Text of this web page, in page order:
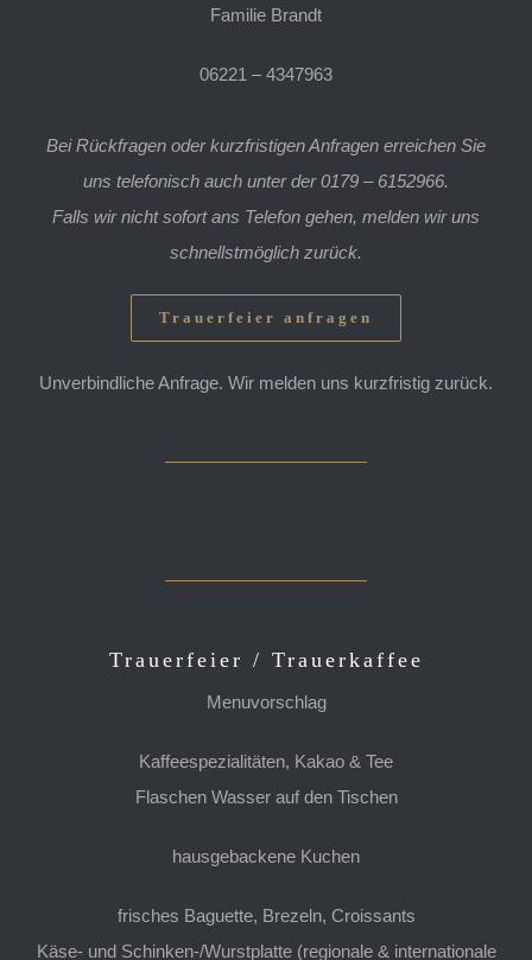
Familie Brandt
06221 – 4347963
Bei Rückfragen oder kurzfristigen Anfragen erreichen Sie
uns telefonisch auch unter der 0179 – 6152966.
Falls wir nicht sofort ans Telefon gehen, melden wir uns
schnellstmöglich zurück.
Trauerfeier anfragen
Unverbindliche Anfrage. Wir melden uns kurzfristig zurück.
Trauerfeier / Trauerkaffee
Menuvorschlag
Kaffeespezialitäten, Kakao & Tee
Flaschen Wasser auf den Tischen
hausgebackene Kuchen
frisches Baguette, Brezeln, Croissants
Käse- und Schinken-/Wurstplatte (regionale & internationale